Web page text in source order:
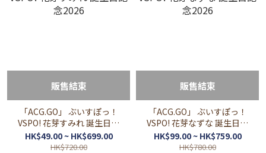
販售結束
「ACG.GO」 ぶいすぽっ！
VSPO! 花芽すみれ 誕生日記
念2026
HK$49.00 ~ HK$699.00
HK$720.00
販售結束
「ACG.GO」 ぶいすぽっ！
VSPO! 花芽なずな 誕生日記
念2026
HK$99.00 ~ HK$759.00
HK$780.00